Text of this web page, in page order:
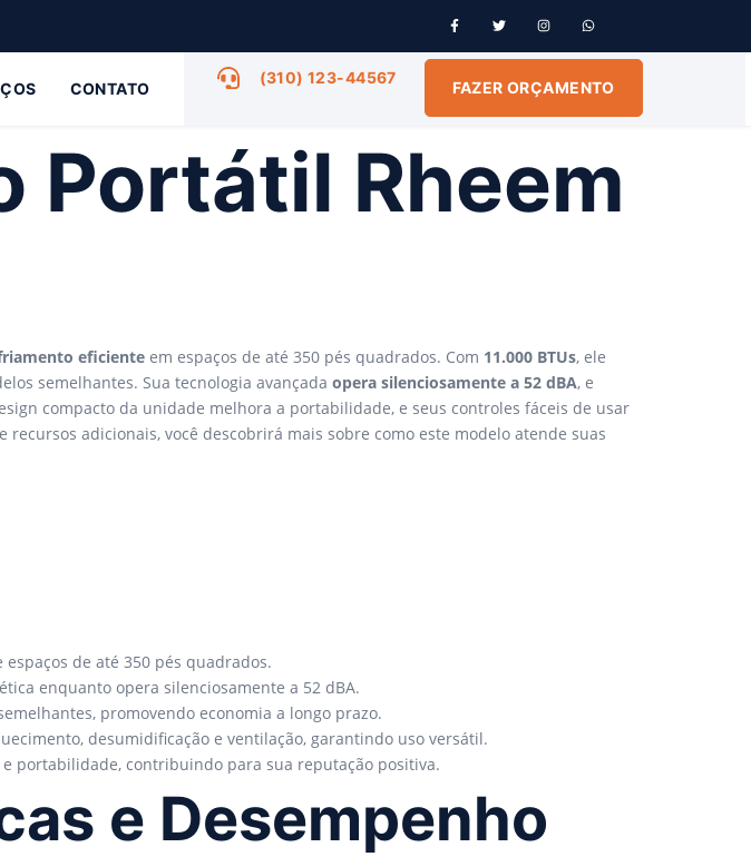
CONTATO
(310) 123-44567
FAZER ORÇAMENTO
Portátil Rheem
eficiente em espaços de até 350 pés quadrados. Com 11.000 BTUs, ele
semelhantes. Sua tecnologia avançada opera silenciosamente a 52 dBA, e
compacto da unidade melhora a portabilidade, e seus controles fáceis de usar
adicionais, você descobrirá mais sobre como este modelo atende suas
de até 350 pés quadrados.
enquanto opera silenciosamente a 52 dBA.
promovendo economia a longo prazo.
desumidificação e ventilação, garantindo uso versátil.
portabilidade, contribuindo para sua reputação positiva.
e Desempenho